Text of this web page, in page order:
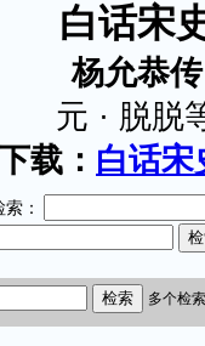
白话宋
杨允恭传
元 · 脱脱
载： 白话
：